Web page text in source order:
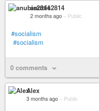
anubis2814
2 months ago – Public
#socialism
#socialism
0 comments
Alex
3 months ago – Public